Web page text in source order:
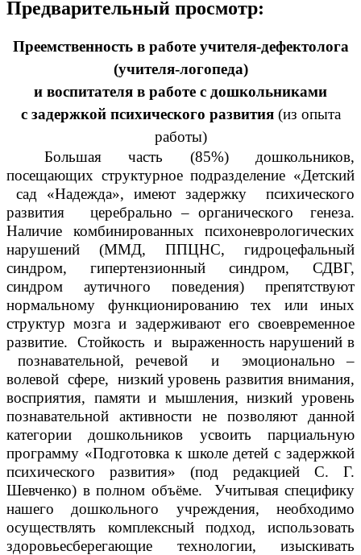
Предварительный просмотр:
Преемственность в работе учителя-дефектолога
(учителя-логопеда)
и воспитателя в работе с дошкольниками
с задержкой психического развития (из опыта
работы)
Большая часть (85%) дошкольников,
посещающих структурное подразделение «Детский
сад «Надежда», имеют задержку психического
развития церебрально – органического генеза.
Наличие комбинированных психоневрологических
нарушений (ММД, ППЦНС, гидроцефальный
синдром, гипертензионный синдром, СДВГ,
синдром аутичного поведения) препятствуют
нормальному функционированию тех или иных
структур мозга и задерживают его своевременное
развитие. Стойкость и выраженность нарушений в
познавательной, речевой и эмоционально –
волевой сфере, низкий уровень развития внимания,
восприятия, памяти и мышления, низкий уровень
познавательной активности не позволяют данной
категории дошкольников усвоить парциальную
программу «Подготовка к школе детей с задержкой
психического развития» (под редакцией С. Г.
Шевченко) в полном объёме. Учитывая специфику
нашего дошкольного учреждения, необходимо
осуществлять комплексный подход, использовать
здоровьесберегающие технологии, изыскивать